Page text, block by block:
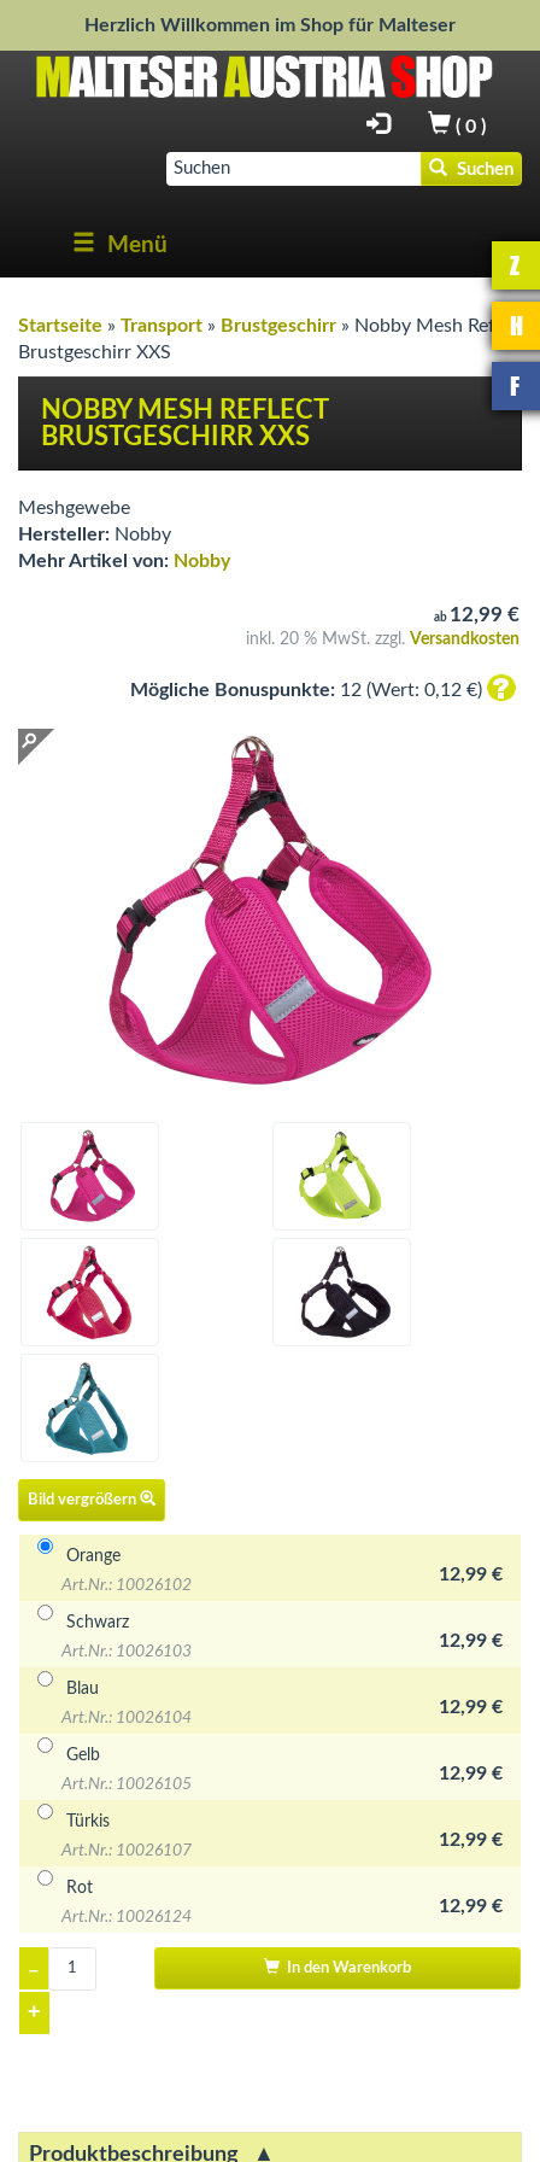
Herzlich Willkommen im Shop für Malteser
Z
H
F
( 0 )
Suchen
Menü
Startseite » Transport » Brustgeschirr » Nobby Mesh Reflect
Brustgeschirr XXS
NOBBY MESH REFLECT
BRUSTGESCHIRR XXS
Meshgewebe
Hersteller: Nobby
Mehr Artikel von: Nobby
ab 12,99 €
inkl. 20 % MwSt. zzgl. Versandkosten
Mögliche Bonuspunkte: 12 (Wert: 0,12 €)
Bild vergrößern
Orange
Art.Nr.: 10026102
12,99 €
Schwarz
Art.Nr.: 10026103
12,99 €
Blau
Art.Nr.: 10026104
12,99 €
Gelb
Art.Nr.: 10026105
12,99 €
Türkis
Art.Nr.: 10026107
12,99 €
Rot
Art.Nr.: 10026124
12,99 €
–
+
In den Warenkorb
Produktbeschreibung